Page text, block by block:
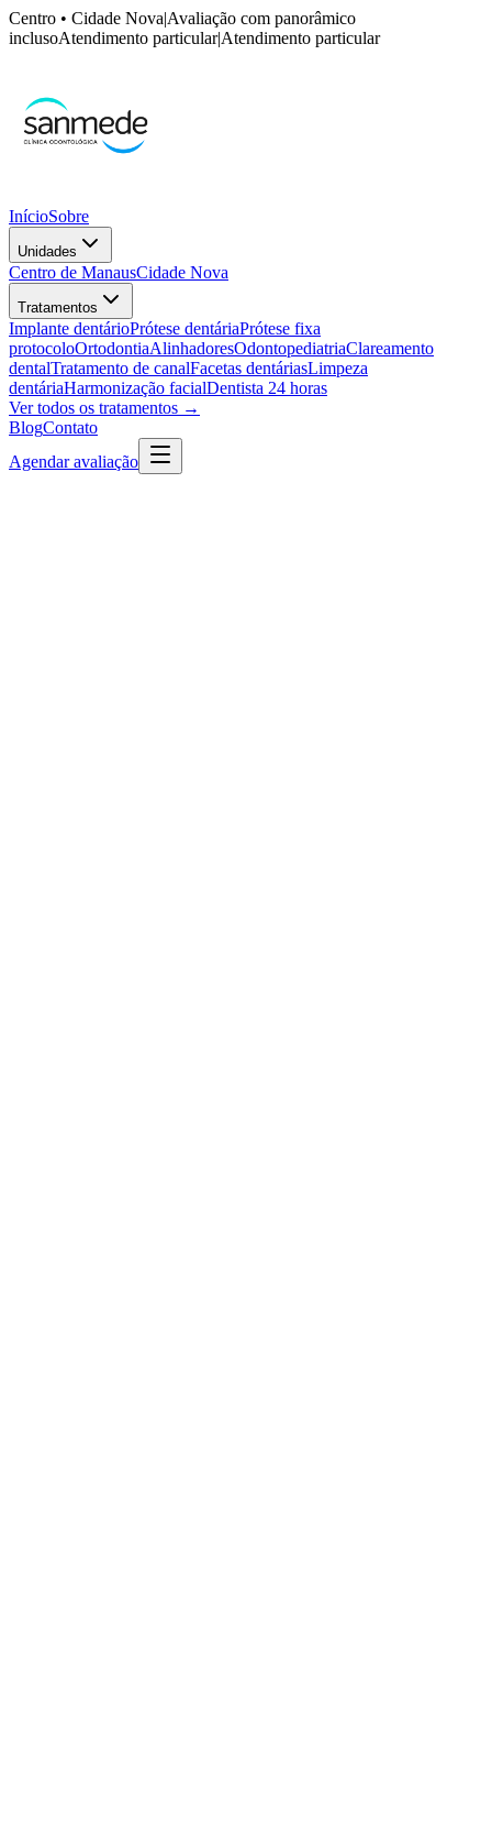
Centro • Cidade Nova|Avaliação com panorâmico
inclusoAtendimento particular|Atendimento particular
InícioSobre
Unidades
Centro de ManausCidade Nova
Tratamentos
Implante dentárioPrótese dentáriaPrótese fixa
protocoloOrtodontiaAlinhadoresOdontopediatriaClareamento
dentalTratamento de canalFacetas dentáriasLimpeza
dentáriaHarmonização facialDentista 24 horas
Ver todos os tratamentos →
BlogContato
Agendar avaliação